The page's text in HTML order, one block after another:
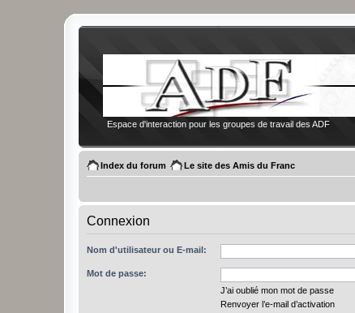
Espace d'interaction pour les groupes de travail des ADF
Index du forum Le site des Amis du Franc
Connexion
Nom d'utilisateur ou E-mail:
Mot de passe:
J’ai oublié mon mot de passe
Renvoyer l’e-mail d’activation